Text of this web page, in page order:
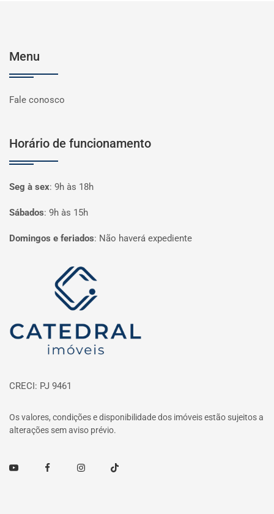
Menu
Fale conosco
Horário de funcionamento
Seg à sex: 9h às 18h
Sábados: 9h às 15h
Domingos e feriados: Não haverá expediente
Página inicial
CRECI: PJ 9461
Os valores, condições e disponibilidade dos imóveis estão sujeitos a
alterações sem aviso prévio.
Youtube FacebookInstagramTikTok